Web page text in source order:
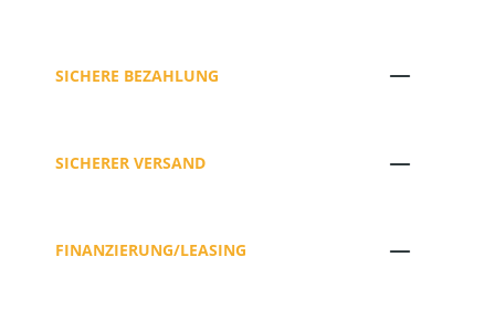
SICHERE BEZAHLUNG
SICHERER VERSAND
FINANZIERUNG/LEASING